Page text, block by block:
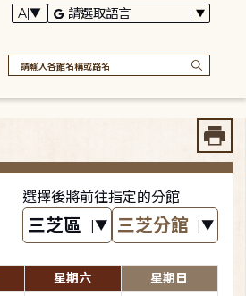
選擇後將前往指定的分館
星期六 星期日